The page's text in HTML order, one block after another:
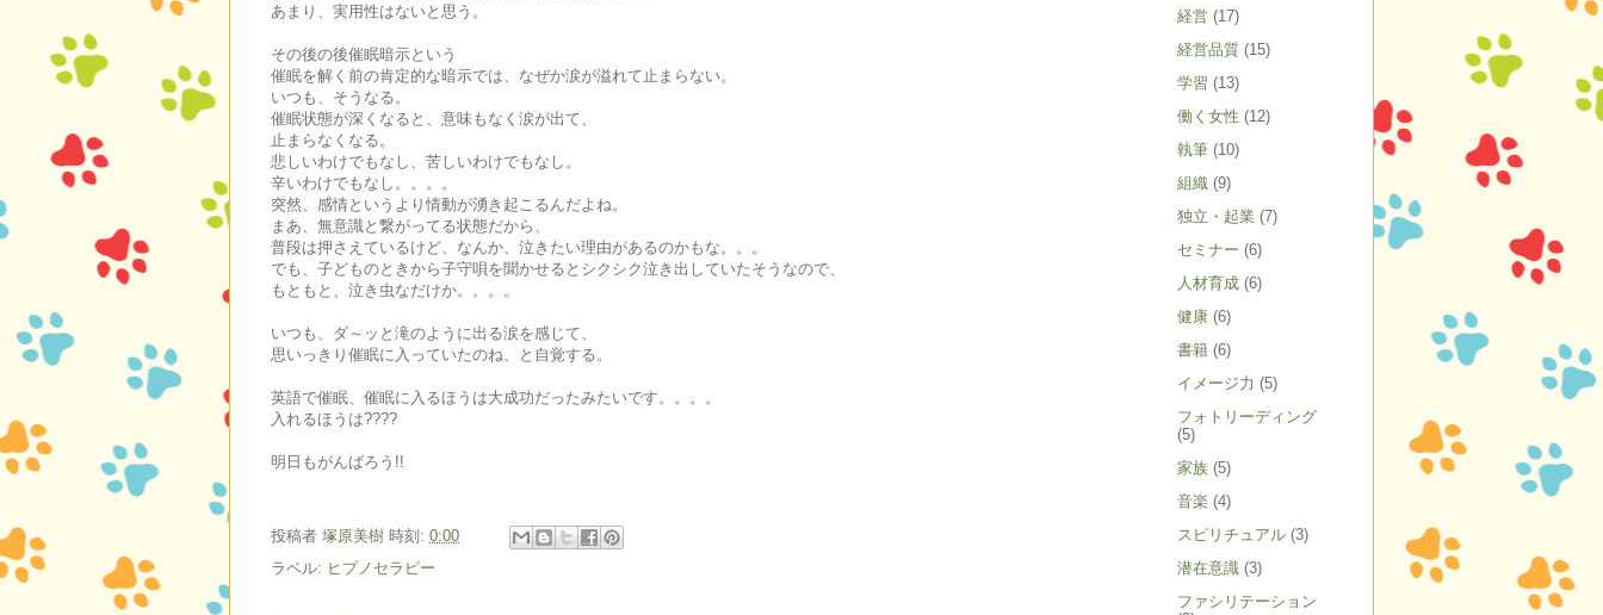
あまり、実用性はないと思う。
その後の後催眠暗示という
催眠を解く前の肯定的な暗示では、なぜか涙が溢れて止まらない。
いつも、そうなる。
催眠状態が深くなると、意味もなく涙が出て、
止まらなくなる。
悲しいわけでもなし、苦しいわけでもなし。
辛いわけでもなし。。。。
突然、感情というより情動が湧き起こるんだよね。
まあ、無意識と繋がってる状態だから、
普段は押さえているけど、なんか、泣きたい理由があるのかもな。。。
でも、子どものときから子守唄を聞かせるとシクシク泣き出していたそうなので、
もともと、泣き虫なだけか。。。。
いつも、ダ～ッと滝のように出る涙を感じて、
思いっきり催眠に入っていたのね、と自覚する。
英語で催眠、催眠に入るほうは大成功だったみたいです。。。。
入れるほうは????
明日もがんばろう!!
投稿者 塚原美樹 時刻: 0:00
ラベル: ヒプノセラピー
経営 (17)
経営品質 (15)
学習 (13)
働く女性 (12)
執筆 (10)
組織 (9)
独立・起業 (7)
セミナー (6)
人材育成 (6)
健康 (6)
書籍 (6)
イメージ力 (5)
フォトリーディング
(5)
家族 (5)
音楽 (4)
スピリチュアル (3)
潜在意識 (3)
ファシリテーション